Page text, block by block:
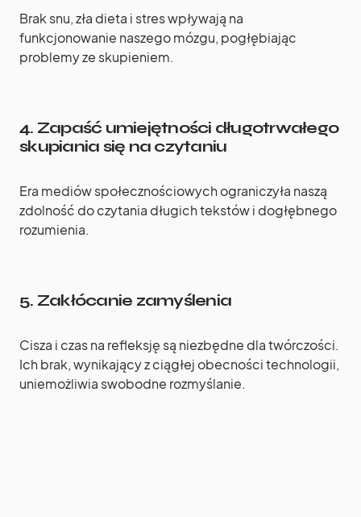
Brak snu, zła dieta i stres wpływają na
funkcjonowanie naszego mózgu, pogłębiając
problemy ze skupieniem.
4. Zapaść umiejętności długotrwałego
skupiania się na czytaniu
Era mediów społecznościowych ograniczyła naszą
zdolność do czytania długich tekstów i dogłębnego
rozumienia.
5. Zakłócanie zamyślenia
Cisza i czas na refleksję są niezbędne dla twórczości.
Ich brak, wynikający z ciągłej obecności technologii,
uniemożliwia swobodne rozmyślanie.